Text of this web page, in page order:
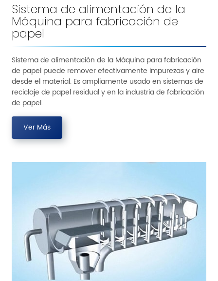
Sistema de alimentación de la
Máquina para fabricación de
papel
Sistema de alimentación de la Máquina para fabricación
de papel puede remover efectivamente impurezas y aire
desde el material. Es ampliamente usado en sistemas de
reciclaje de papel residual y en la industria de fabricación
de papel.
Ver Más